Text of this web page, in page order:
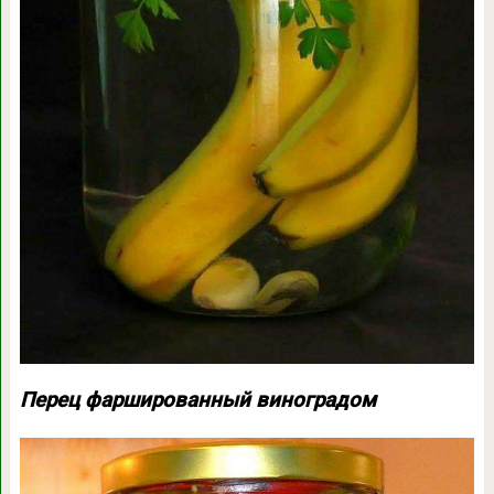
Перец фаршированный виноградом